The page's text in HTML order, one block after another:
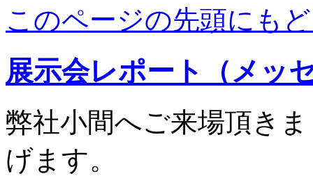
このページの先頭にも
展示会レポート（メッ
弊社小間へご来場頂き
げます。